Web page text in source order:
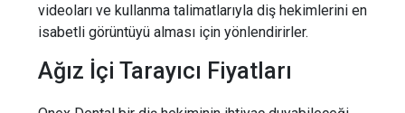
videoları ve kullanma talimatlarıyla diş hekimlerini en
isabetli görüntüyü alması için yönlendirirler.
Ağız İçi Tarayıcı Fiyatları